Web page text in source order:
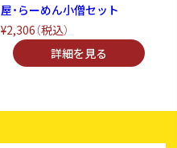
屋・らーめん小僧セット
¥2,306（税込）